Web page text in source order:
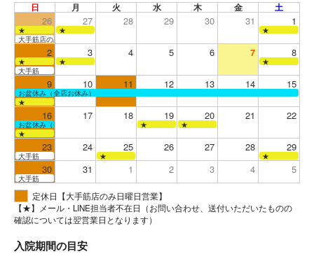
日 月 火 水 木 金 土
26 27 28 29 30 31 1
★ ★
★
大手筋店のみ営業
2 3 4 5 6 7 8
★ ★
★
大手筋
9 10 11 12 13 14 15
お盆休み（全店お休み）
★
16 17 18 19 20 21 22
お盆休み（全店お休み） ★
★
★
23 24 25 26 27 28 29
大手筋 ★ ★
30 31 1 2 3 4 5
大手筋
定休日【大手筋店のみ日曜日営業】
【★】メール・LINE担当者不在日（お問い合わせ、送付いただいたものの
確認については翌営業日となります）
入院期間の目安